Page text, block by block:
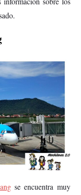
se encuentra muy